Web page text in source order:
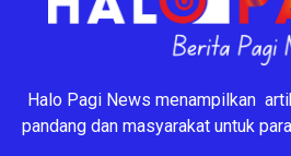
Halo Pagi News menampilkan
pandang dan masyarakat untuk